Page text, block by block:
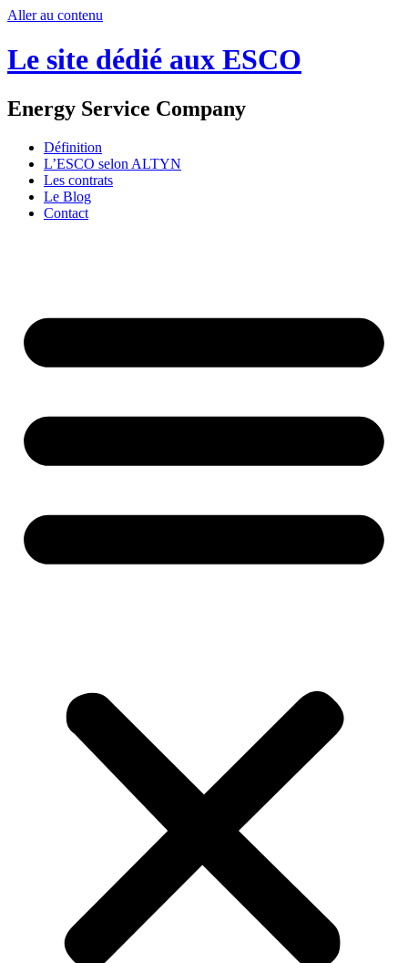
Aller au contenu
Le site dédié aux ESCO
Energy Service Company
Définition
L’ESCO selon ALTYN
Les contrats
Le Blog
Contact